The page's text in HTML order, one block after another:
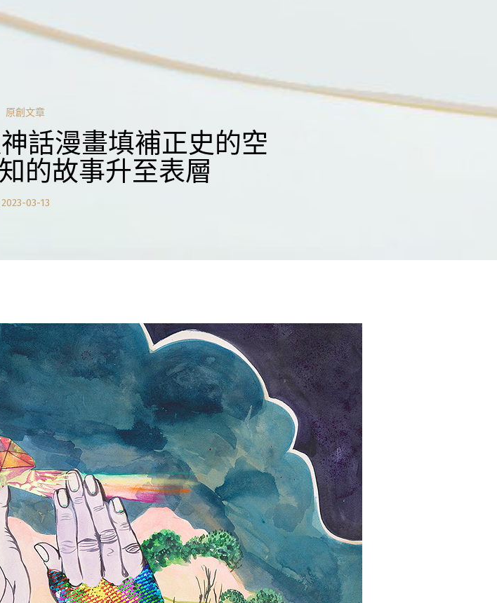
原創文章
話漫畫填補正史的空
的故事升至表層
2023-03-13